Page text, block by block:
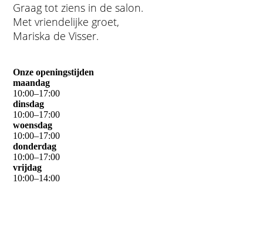
Graag tot ziens in de salon.
Met vriendelijke groet,
Mariska de Visser.
Onze openingstijden
maandag
10:00–17:00
dinsdag
10:00–17:00
woensdag
10:00–17:00
donderdag
10:00–17:00
vrijdag
10:00–14:00